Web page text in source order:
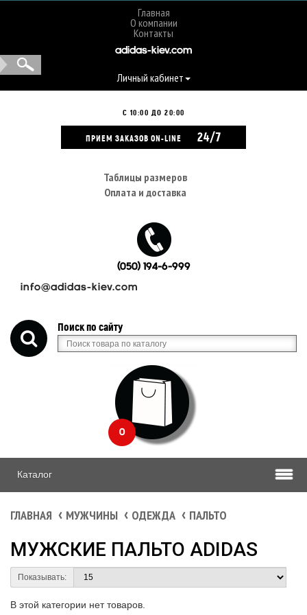
Главная
О компании
Контакты
adidas-kiev.com
Личный кабинет
С 10:00 ДО 20:00
ПРИЕМ ЗАКАЗОВ ON-LINE 24/7
Таблицы размеров
Оплата и доставка
(050) 194-6-999
info@adidas-kiev.com
Поиск по сайту
0
Каталог
ГЛАВНАЯ МУЖЧИНЫ ОДЕЖДА ПАЛЬТО
МУЖСКИЕ ПАЛЬТО ADIDAS
Показывать:
В этой категории нет товаров.